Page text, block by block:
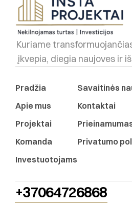
Kuriame
įkvepia, diegia naujoves ir
Pradžia
Apie mus
Projektai
Komanda
Investuotojams
Savaitinės
Kontaktai
Privatumo
+37064726868